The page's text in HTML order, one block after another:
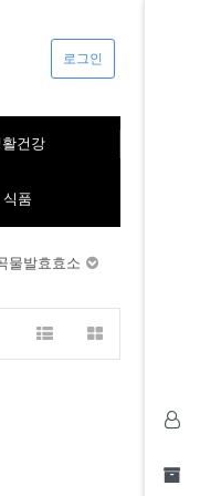
로그인
건강
식품
물발효효소